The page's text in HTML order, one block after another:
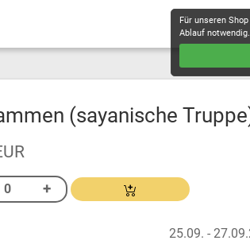
(sayanische
25.09. -
Für unseren
Ablauf notwendig.